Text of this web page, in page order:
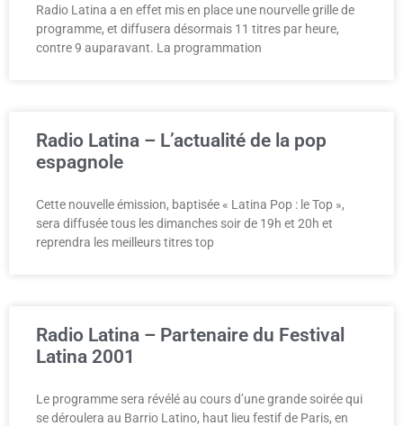
Radio Latina a en effet mis en place une nourvelle grille de
programme, et diffusera désormais 11 titres par heure,
contre 9 auparavant. La programmation
Radio Latina – L’actualité de la pop
espagnole
Cette nouvelle émission, baptisée « Latina Pop : le Top »,
sera diffusée tous les dimanches soir de 19h et 20h et
reprendra les meilleurs titres top
Radio Latina – Partenaire du Festival
Latina 2001
Le programme sera révélé au cours d’une grande soirée qui
se déroulera au Barrio Latino, haut lieu festif de Paris, en